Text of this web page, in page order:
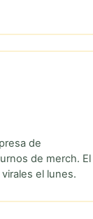
de
de merch. El
el lunes.